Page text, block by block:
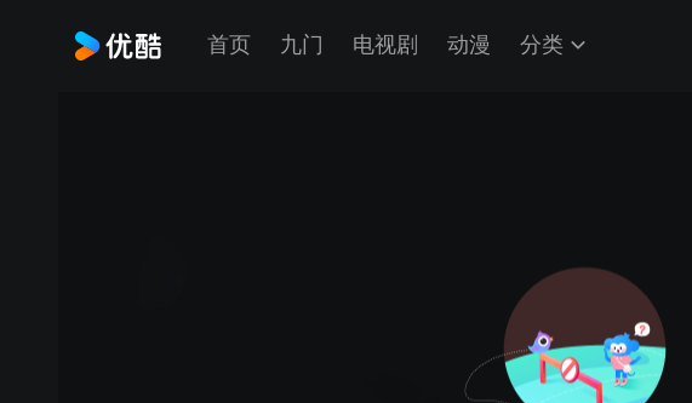
首页 九门 电视剧 动漫 分类